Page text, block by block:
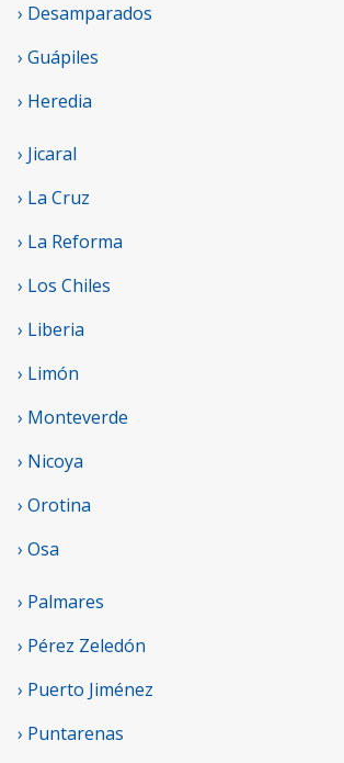
› Desamparados
› Guápiles
› Heredia
› Jicaral
› La Cruz
› La Reforma
› Los Chiles
› Liberia
› Limón
› Monteverde
› Nicoya
› Orotina
› Osa
› Palmares
› Pérez Zeledón
› Puerto Jiménez
› Puntarenas